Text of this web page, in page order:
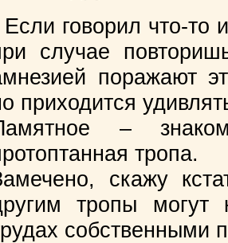
Если говорил что-то
случае
поражают
приходится
–
тропа.
скажу
тропы могут
собственными